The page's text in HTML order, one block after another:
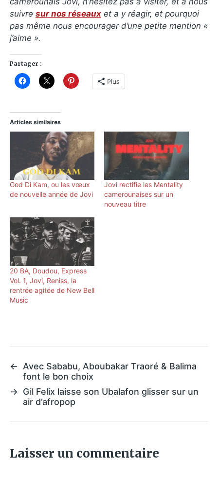
suivre sur nos réseaux et a y réagir, et pourquoi
pas même nous encourager d’une petite mention «
j’aime ».
Partager :
Plus
Articles similaires
God Di Kam, ou les vœux
de nouvelle année de Jovi
Jovi rectifie les Mentality
camerounaises sur un
nouveau titre
20 BA, Doudou, Express
Vol. 1, Jovi, Reniss, la
rentrée agitée de New Bell
Music
←
Avec Sababu, Aboubakar Traoré & Balima
font le bon choix
→ Gil Felix laisse son Ubalafon glisser sur un
air d’afropop
Laisser un commentaire